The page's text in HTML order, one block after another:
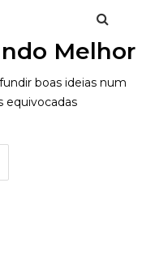
Melhor
boas ideias num
equivocadas